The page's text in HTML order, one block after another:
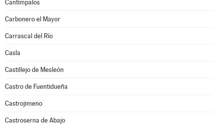
Cantimpalos
Carbonero el Mayor
Carrascal del Río
Casla
Castillejo de Mesleón
Castro de Fuentidueña
Castrojimeno
Castroserna de Abajo